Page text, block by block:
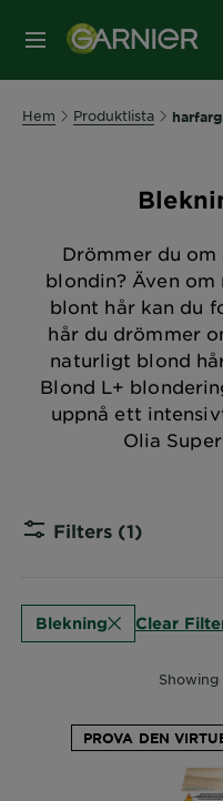
MENY
Hem Produktlista harfarg
Drömmer du
blondin? Även
blont hår kan du
hår du drömmer
naturligt blond
Blond L+
uppnå ett
Olia
Filters (1)
Blekning Clear
PROVA DEN